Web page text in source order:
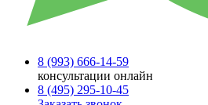
8 (993) 666-14-59
консультации онлайн
8 (495) 295-10-45